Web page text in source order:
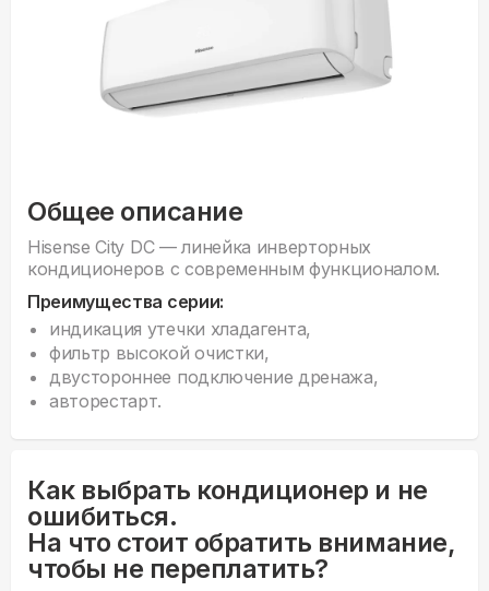
Общее описание
Hisense Сity DC — линейка инверторных
кондиционеров с современным функционалом.
Преимущества серии:
индикация утечки хладагента,
фильтр высокой очистки,
двустороннее подключение дренажа,
авторестарт.
Как выбрать кондиционер и не
ошибиться.
На что стоит обратить внимание,
чтобы не переплатить?